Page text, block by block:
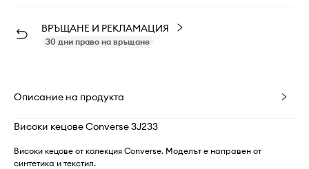
ВРЪЩАНЕ И РЕКЛАМАЦИЯ
30 дни право на връщане
Описание на продукта
Високи кецове Converse 3J233
Високи кецове от колекция Converse. Моделът е направен от
синтетика и текстил.